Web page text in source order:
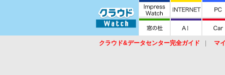
クラウド&データセンター完全ガイド
マ